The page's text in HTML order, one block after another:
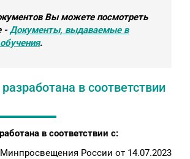
Вы можете посмотреть
-Документы, выдаваемые в
.
в соответствии
в соответствии с:
России от 14.07.2023